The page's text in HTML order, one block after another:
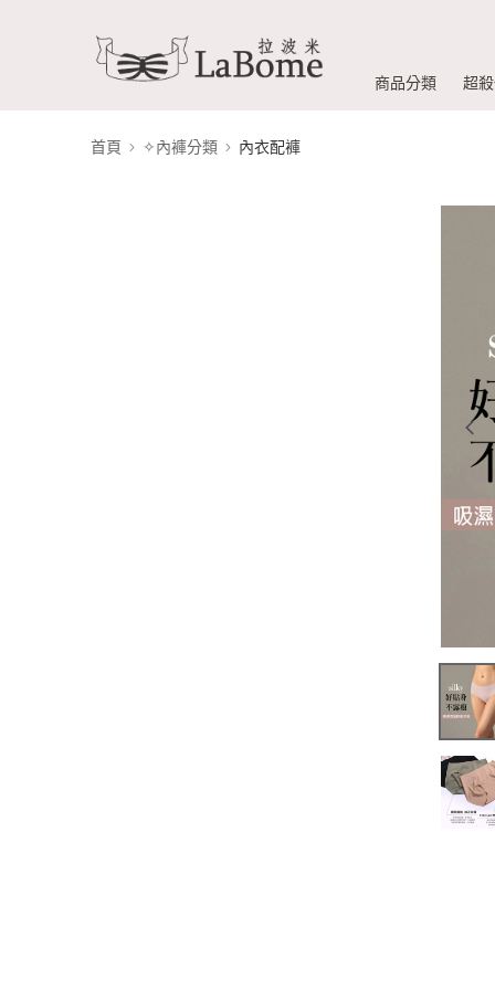
商品分類 超
首頁 ✧內褲分類 內衣配褲